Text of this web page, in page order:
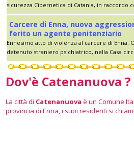
sicurezza Cibernetica di Catania, in raccordo
Carcere di Enna, nuova
ferito un agente penitenziario
Ennesimo atto di violenza al carcere di Enna.
detenuto straniero psichiatrico, nella Casa
Dov'è Catenanuova ?
La città di Catenanuova è un Comune
provincia di Enna, i suoi residenti si